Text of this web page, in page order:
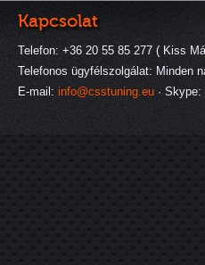
Kapcsolat
Telefon: +36 20 55 85 277 ( Kiss
Telefonos ügyfélszolgálat: Minden
E-mail: info@csstuning.eu ·